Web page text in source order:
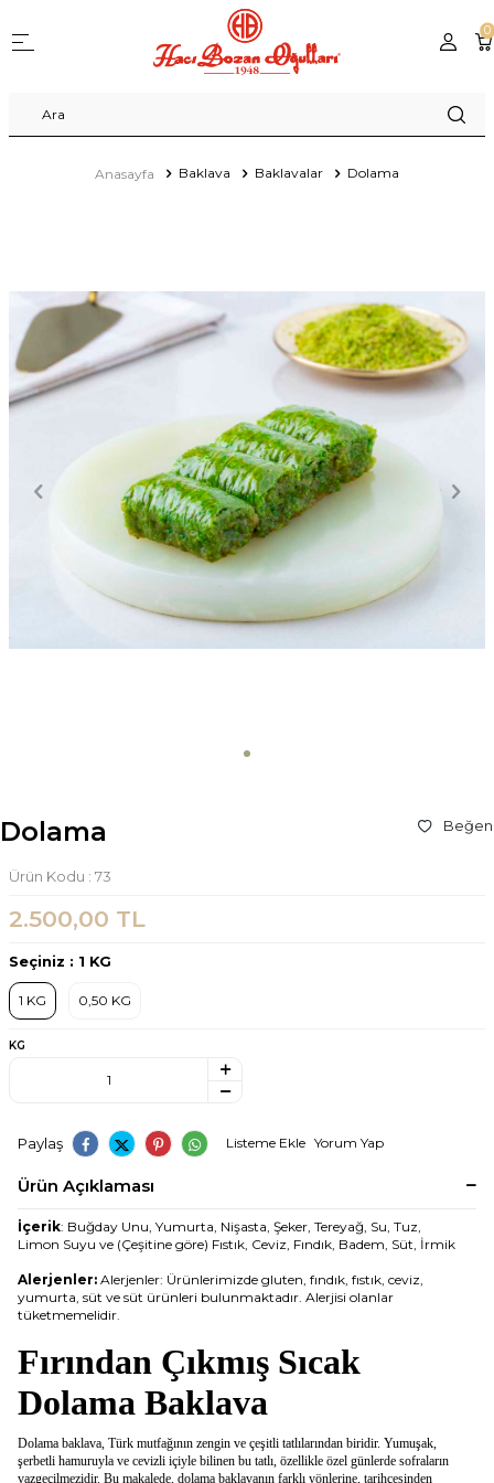
0
Anasayfa Baklava Baklavalar Dolama
Dolama Beğen
Ürün Kodu : 73
2.500,00 TL
Seçiniz : 1 KG
1 KG 0,50 KG
KG
Paylaş Listeme Ekle Yorum Yap
Ürün Açıklaması
İçerik: Buğday Unu, Yumurta, Nişasta, Şeker, Tereyağ, Su, Tuz,
Limon Suyu ve (Çeşitine göre) Fıstık, Ceviz, Fındık, Badem, Süt, İrmik
Alerjenler: Alerjenler: Ürünlerimizde gluten, fındık, fıstık, ceviz,
yumurta, süt ve süt ürünleri bulunmaktadır. Alerjisi olanlar
tüketmemelidir.
Fırından Çıkmış Sıcak
Dolama Baklava
Dolama baklava, Türk mutfağının zengin ve çeşitli tatlılarından biridir. Yumuşak,
şerbetli hamuruyla ve cevizli içiyle bilinen bu tatlı, özellikle özel günlerde sofraların
vazgeçilmezidir. Bu makalede, dolama baklavanın farklı yönlerine, tarihçesinden